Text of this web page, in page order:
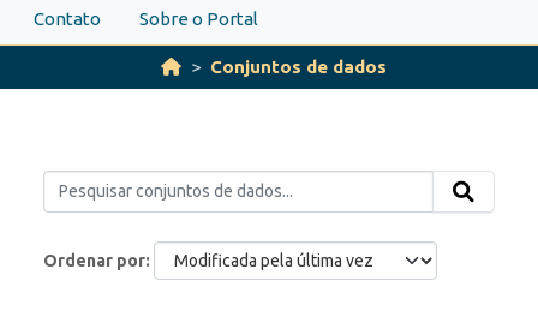
Contato Sobre o Portal
Conjuntos de dados
Ordenar por